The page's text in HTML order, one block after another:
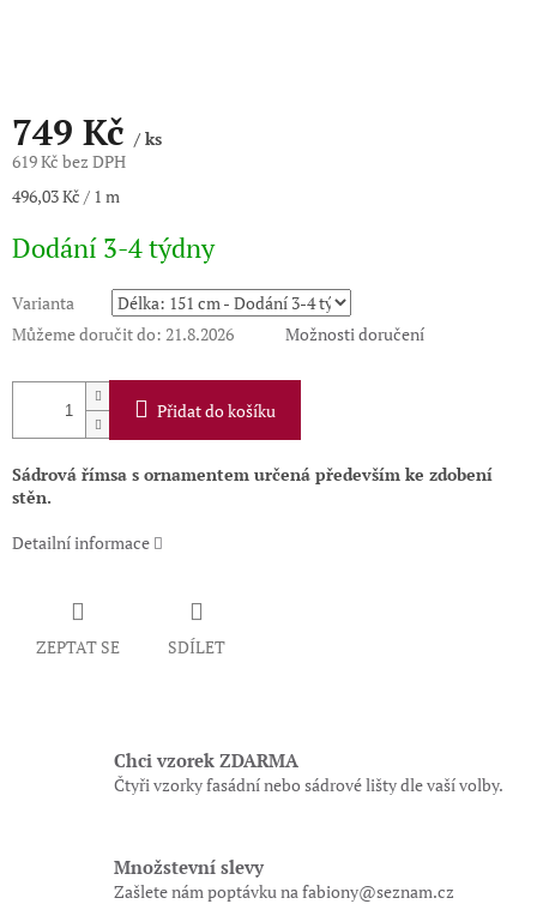
749 Kč/ ks
619 Kč bez DPH
Měrná
496,03 Kč / 1 m
Dodání 3-4 týdny
Varianta
Můžeme doručit do: 21.8.2026 Možnosti doručení
Přidat do košíku
Sádrová římsa s ornamentem určená především ke zdobení
stěn.
Detailní informace
ZEPTAT SE SDÍLET
Chci vzorek ZDARMA
Čtyři vzorky fasádní nebo sádrové lišty dle vaší volby.
Množstevní slevy
Zašlete nám poptávku na fabiony@seznam.cz